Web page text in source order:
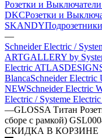
Розетки и
DKCРозетки и
SKANDY
—
Schneider Electric /
ARTGALLERY by
Electric ATLASDESIGN
BlancaSchneider Electric
NEWSchneider Electric
Electric / Systeme
—GLOSSA Титан
сборе с рамкой)
СКИДКА В КОРЗИНЕ